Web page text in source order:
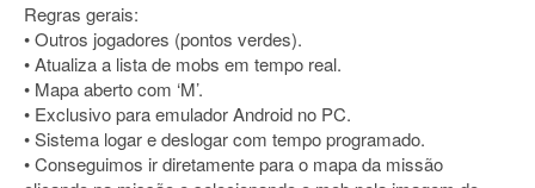
Regras gerais:
• Outros jogadores (pontos verdes).
• Atualiza a lista de mobs em tempo real.
• Mapa aberto com ‘M’.
• Exclusivo para emulador Android no PC.
• Sistema logar e deslogar com tempo programado.
• Conseguimos ir diretamente para o mapa da missão